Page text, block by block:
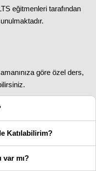
eğitmenleri tarafından
göre özel ders,
Katılabilirim?
mı?